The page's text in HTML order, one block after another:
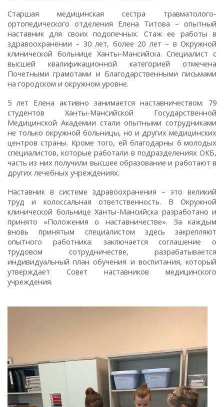
Старшая медицинская сестра травматолого-
ортопедического отделения Елена Титова – опытный
наставник для своих подопечных. Стаж ее работы в
здравоохранении – 30 лет, более 20 лет – в Окружной
клинической больнице Ханты-Мансийска. Специалист с
высшей квалификационной категорией отмечена
Почетными грамотами и Благодарственными письмами
на городском и окружном уровне.
5 лет Елена активно занимается наставничеством. 79
студентов Ханты-Мансийской Государственной
Медицинской Академии стали опытными сотрудниками
не только окружной больницы, но и других медицинских
центров страны. Кроме того, ей благодарны 6 молодых
специалистов, которые работали в подразделениях ОКБ,
часть из них получили высшее образование и работают в
других лечебных учреждениях.
Наставник в системе здравоохранения – это великий
труд и колоссальная ответственность. В Окружной
клинической больнице Ханты-Мансийска разработано и
принято «Положения о наставничестве». За каждым
вновь принятым специалистом здесь закрепляют
опытного работника: заключается соглашение о
трудовом сотрудничестве, разрабатывается
индивидуальный план обучения и воспитания, который
утверждает Совет наставников медицинского
учреждения.